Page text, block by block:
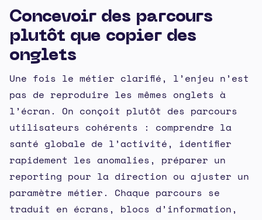
Concevoir des parcours
plutôt que copier des
onglets
Une fois le métier clarifié, l’enjeu n’est
pas de reproduire les mêmes onglets à
l’écran. On conçoit plutôt des parcours
utilisateurs cohérents : comprendre la
santé globale de l’activité, identifier
rapidement les anomalies, préparer un
reporting pour la direction ou ajuster un
paramètre métier. Chaque parcours se
traduit en écrans, blocs d’information,